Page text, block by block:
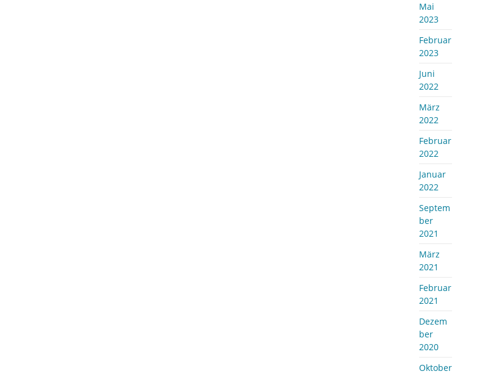
Mai
2023
Februar
2023
Juni
2022
März
2022
Februar
2022
Januar
2022
Septem
ber
2021
März
2021
Februar
2021
Dezem
ber
2020
Oktober